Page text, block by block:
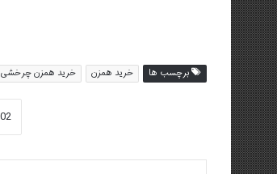
برچسب ها خرید همزن خرید همزن چرخشی